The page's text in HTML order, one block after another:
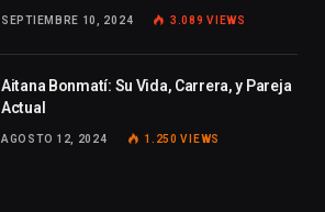
SEPTIEMBRE 10, 2024 3.089VIEWS
Aitana Bonmatí: Su Vida, Carrera, y Pareja
Actual
AGOSTO 12, 2024 1.250VIEWS